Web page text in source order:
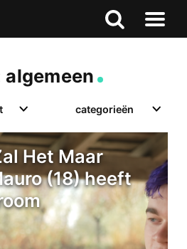
Zoeken
Naar
categorieën
Het Maar
(18) heeft
Zoeken